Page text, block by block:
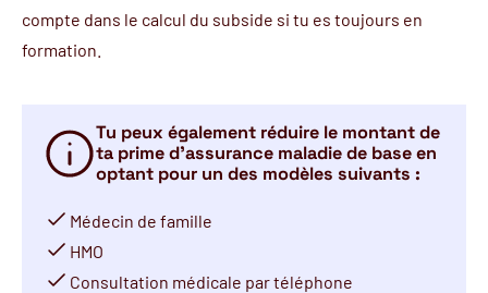
compte dans le calcul du subside si tu es toujours en
formation.
Tu peux également réduire le montant de
ta prime d’assurance maladie de base en
optant pour un des modèles suivants :
Médecin de famille
HMO
Consultation médicale par téléphone